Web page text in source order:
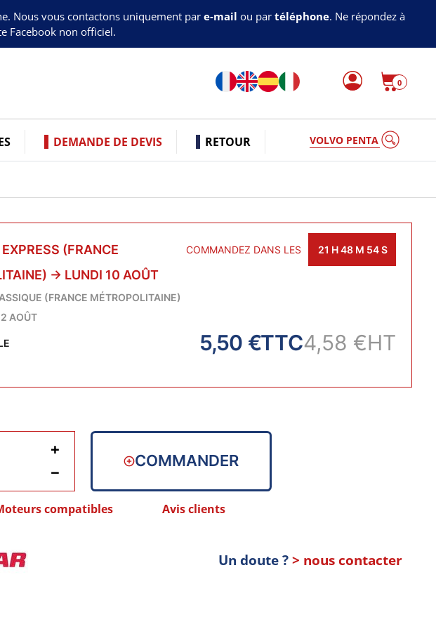
Nous vous contactons uniquement par e-mail ou par téléphone. Ne répondez à
Facebook non officiel.
0
DEMANDE DE DEVIS RETOUR VOLVO PENTA
(FRANCE
→ LUNDI 10 AOÛT
(FRANCE MÉTROPOLITAINE)
AOÛT
COMMANDEZ DANS LES 21 H48 M 53S
5,50 €TTC4,58 €HT
−
+
COMMANDER
compatibles Avis clients
Un doute ?> nous contacter